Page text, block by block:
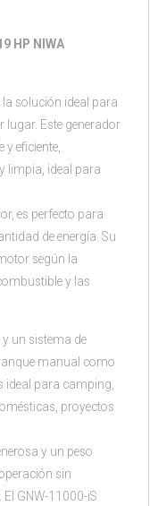
HP NIWA
la solución ideal para
lugar. Este generador
eficiente,
limpia, ideal para
es perfecto para
de energía. Su
según la
y las
un sistema de
manual como
ideal para camping,
proyectos
y un peso
sin
GNW-11000-iS